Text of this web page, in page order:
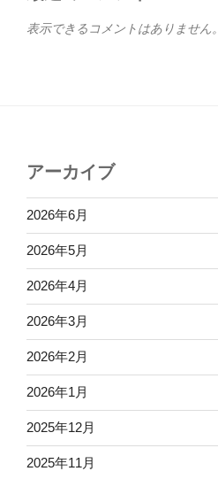
表示できるコメントはありません。
アーカイブ
2026年6月
2026年5月
2026年4月
2026年3月
2026年2月
2026年1月
2025年12月
2025年11月